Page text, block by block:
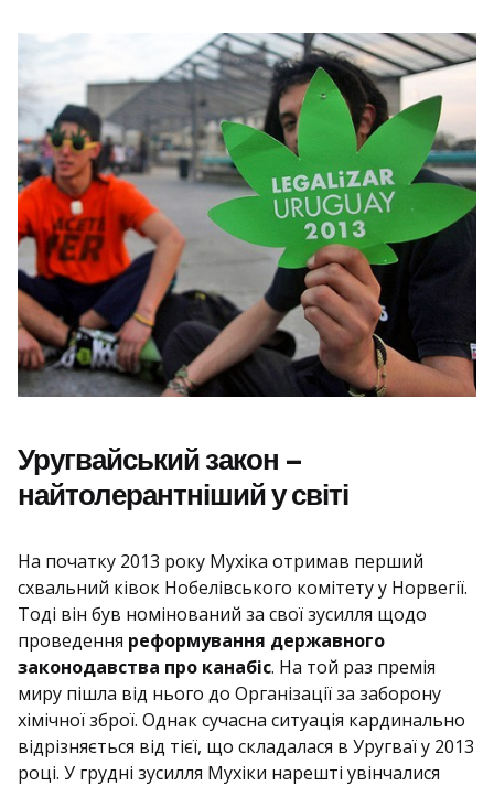
Уругвайський закон –
найтолерантніший у світі
На початку 2013 року Мухіка отримав перший
схвальний ківок Нобелівського комітету у Норвегії.
Тоді він був номінований за свої зусилля щодо
проведення реформування державного
законодавства про канабіс. На той раз премія
миру пішла від нього до Організації за заборону
хімічної зброї. Однак сучасна ситуація кардинально
відрізняється від тієї, що складалася в Уругваї у 2013
році. У грудні зусилля Мухіки нарешті увінчалися